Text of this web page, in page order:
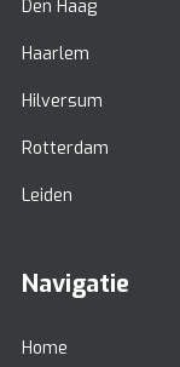
Den Haag
Haarlem
Hilversum
Rotterdam
Leiden
Navigatie
Home